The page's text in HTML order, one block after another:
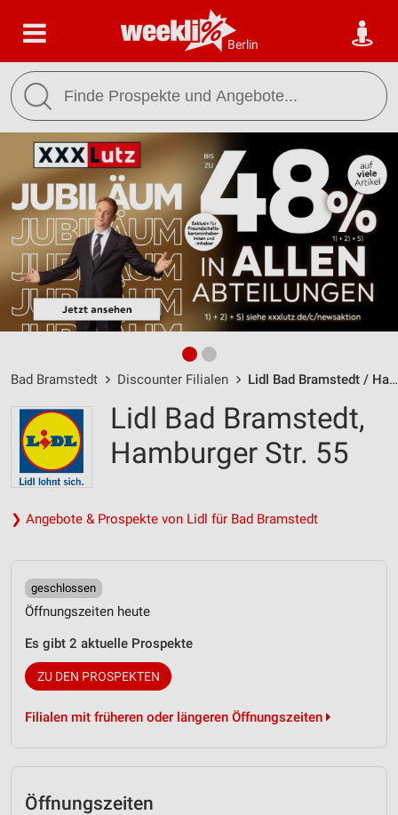
Berlin
Bad Bramstedt Discounter Filialen Lidl Bad Bramstedt / Hamburger Str. 55 - Öffnungszeiten & Adresse
Lidl Bad Bramstedt,
Hamburger Str. 55
❯ Angebote & Prospekte von Lidl für Bad Bramstedt
geschlossen
Öffnungszeiten heute
Es gibt 2 aktuelle Prospekte
ZU DEN PROSPEKTEN
Filialen mit früheren oder längeren Öffnungszeiten
Öffnungszeiten